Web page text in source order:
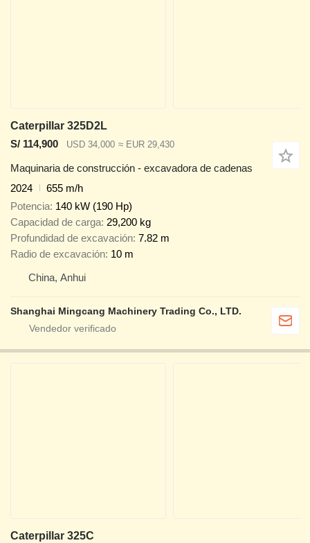
Caterpillar 325D2L
S/ 114,900
USD 34,000 ≈ EUR 29,430
Maquinaria de construcción - excavadora de cadenas
2024
655 m/h
Potencia 140 kW (190 Hp)
Capacidad de carga 29,200 kg
Profundidad de excavación 7.82 m
Radio de excavación 10 m
China, Anhui
Shanghai Mingcang Machinery Trading Co., LTD.
Caterpillar 325C